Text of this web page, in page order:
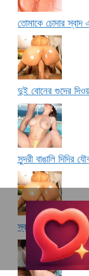
তোমাকে চোদার স্বাদ
দুই বোনের গুদের
সুন্দরী বাঙালি দিদির
স্বামী ছেলে আর